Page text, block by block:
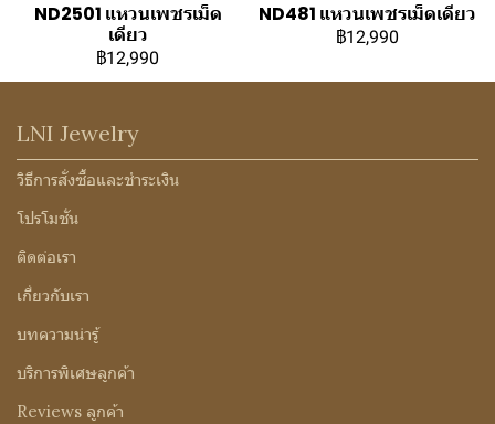
ND2501 แหวนเพชรเม็ด
เดียว
฿12,990
ND481 แหวนเพชรเม็ดเดียว
฿12,990
LNI Jewelry
วิธีการสั่งซื้อและชำระเงิน
โปรโมชั่น
ติดต่อเรา
เกี่ยวกับเรา
บทความน่ารู้
บริการพิเศษลูกค้า
Reviews ลูกค้า